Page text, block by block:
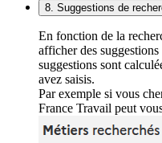
8. Suggestions de
En fonction de la
afficher des
suggestions sont
avez saisis.
Par exemple si vous
France Travail peut